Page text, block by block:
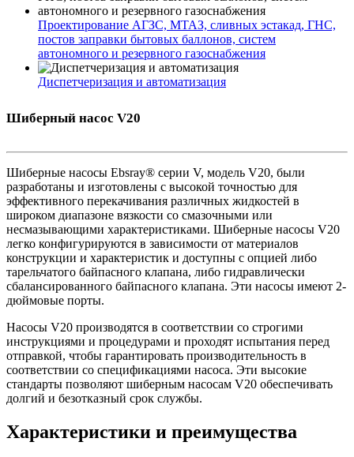
Проектирование АГЗС, МТАЗ, сливных эстакад, ГНС,
постов заправки бытовых баллонов, систем
автономного и резервного газоснабжения
Диспетчеризация и автоматизация
Шиберный насос V20
Шиберные насосы Ebsray® серии V, модель V20, были
разработаны и изготовлены с высокой точностью для
эффективного перекачивания различных жидкостей в
широком диапазоне вязкости со смазочными или
несмазывающими характеристиками. Шиберные насосы V20
легко конфигурируются в зависимости от материалов
конструкции и характеристик и доступны с опцией либо
тарельчатого байпасного клапана, либо гидравлически
сбалансированного байпасного клапана. Эти насосы имеют 2-
дюймовые порты.
Насосы V20 производятся в соответствии со строгими
инструкциями и процедурами и проходят испытания перед
отправкой, чтобы гарантировать производительность в
соответствии со спецификациями насоса. Эти высокие
стандарты позволяют шиберным насосам V20 обеспечивать
долгий и безотказный срок службы.
Характеристики и преимущества